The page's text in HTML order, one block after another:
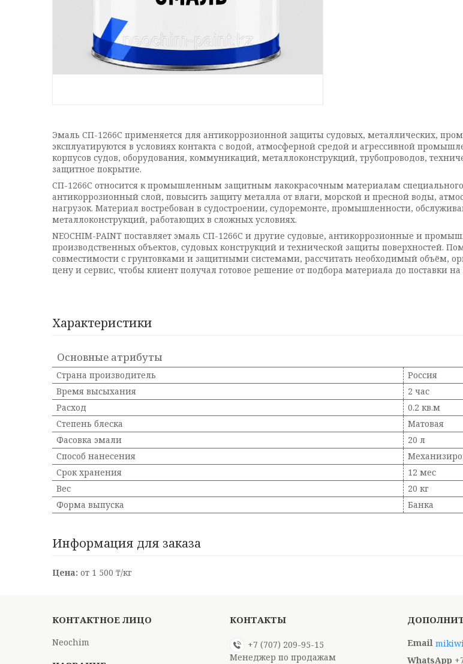
Эмаль СП-1266С применяется для антикоррозионной защиты судовых, металлических,
эксплуатируются в условиях контакта с водой, атмосферной средой и агрессивной
корпусов судов, оборудования, коммуникаций, металлоконструкций, трубопроводов,
защитное покрытие.
СП-1266С относится к промышленным защитным лакокрасочным материалам
антикоррозионный слой, повысить защиту металла от влаги, морской и пресной воды,
нагрузок. Материал востребован в судостроении, судоремонте, промышленности,
металлоконструкций, работающих в сложных условиях.
NEOCHIM-PAINT поставляет эмаль СП-1266С и другие судовые, антикоррозионные и
производственных объектов, судовых конструкций и технической защиты поверхностей.
совместимости с грунтовками и защитными системами, рассчитать необходимый объём,
цену и сервис, чтобы клиент получал готовое решение от подбора материала до поставки на
Характеристики
Основные атрибуты
Страна производитель
Россия
Время высыхания
2 час
Расход
0.2 кв.м
Степень блеска
Матовая
Фасовка эмали
20 л
Способ нанесения
Срок хранения
12 мес
Вес
20 кг
Форма выпуска
Банка
Информация для заказа
Цена: от 1 500 ₸/кг
Neochim
+7 (707) 209-95-15
Менеджер по продажам